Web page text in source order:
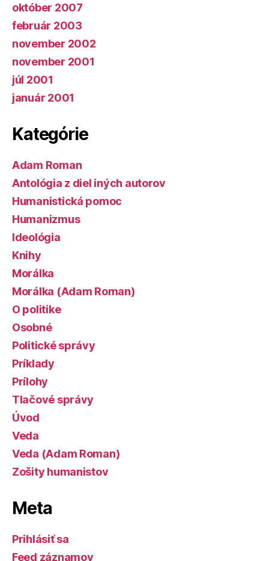
október 2007
február 2003
november 2002
november 2001
júl 2001
január 2001
Kategórie
Adam Roman
Antológia z diel iných autorov
Humanistická pomoc
Humanizmus
Ideológia
Knihy
Morálka
Morálka (Adam Roman)
O politike
Osobné
Politické správy
Príklady
Prílohy
Tlačové správy
Úvod
Veda
Veda (Adam Roman)
Zošity humanistov
Meta
Prihlásiť sa
Feed záznamov